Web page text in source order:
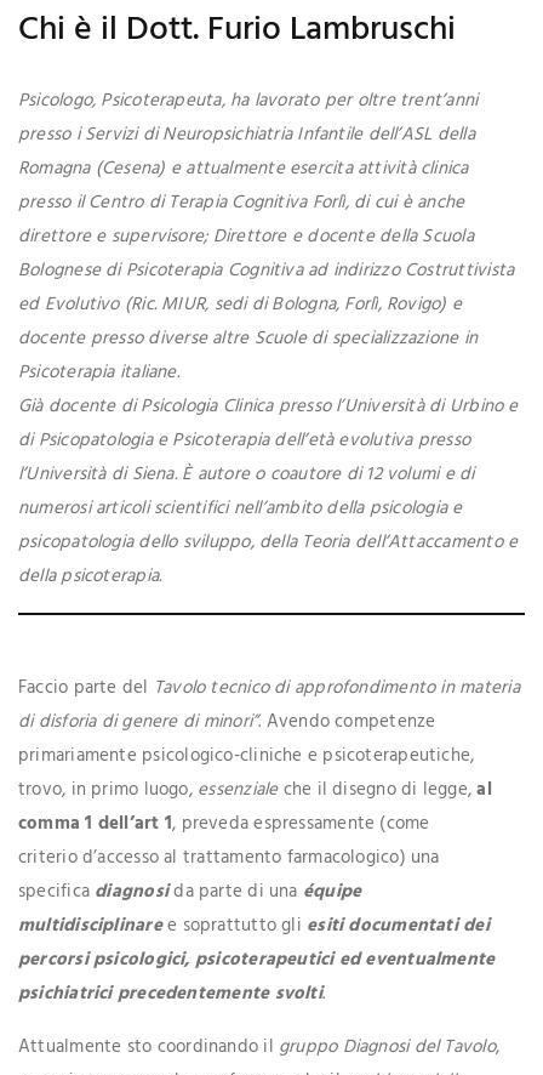
Chi è il Dott. Furio Lambruschi
Psicologo, Psicoterapeuta, ha lavorato per oltre trent’anni
presso i Servizi di Neuropsichiatria Infantile dell’ASL della
Romagna (Cesena) e attualmente esercita attività clinica
presso il Centro di Terapia Cognitiva Forlì, di cui è anche
direttore e supervisore; Direttore e docente della Scuola
Bolognese di Psicoterapia Cognitiva ad indirizzo Costruttivista
ed Evolutivo (Ric. MIUR, sedi di Bologna, Forlì, Rovigo) e
docente presso diverse altre Scuole di specializzazione in
Psicoterapia italiane.
Già docente di Psicologia Clinica presso l’Università di Urbino e
di Psicopatologia e Psicoterapia dell’età evolutiva presso
l’Università di Siena. È autore o coautore di 12 volumi e di
numerosi articoli scientifici nell’ambito della psicologia e
psicopatologia dello sviluppo, della Teoria dell’Attaccamento e
della psicoterapia.
Faccio parte del Tavolo tecnico di approfondimento in materia
di disforia di genere di minori”. Avendo competenze
primariamente psicologico-cliniche e psicoterapeutiche,
trovo, in primo luogo, essenzialeche il disegno di legge,al
comma 1 dell’art 1, preveda espressamente (come
criterio d’accesso al trattamento farmacologico) una
specifica diagnosida parte di una équipe
multidisciplinaree soprattutto gli esiti documentati dei
percorsi psicologici, psicoterapeutici ed eventualmente
psichiatrici precedentemente svolti.
Attualmente sto coordinando il gruppo Diagnosi del Tavolo,